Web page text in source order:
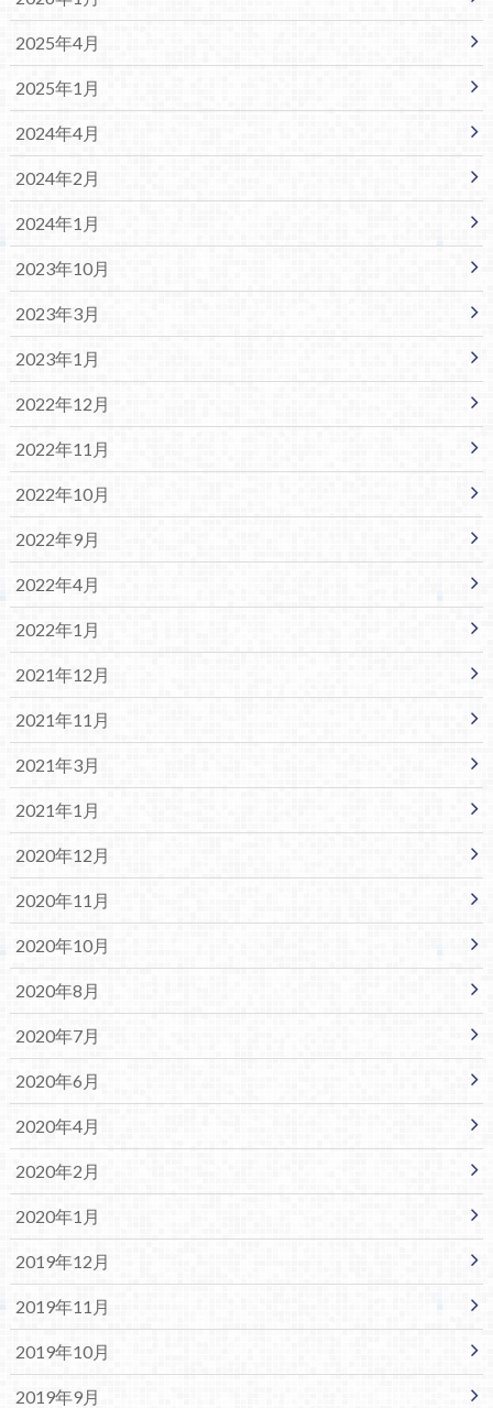
2025年4月
2025年1月
2024年4月
2024年2月
2024年1月
2023年10月
2023年3月
2023年1月
2022年12月
2022年11月
2022年10月
2022年9月
2022年4月
2022年1月
2021年12月
2021年11月
2021年3月
2021年1月
2020年12月
2020年11月
2020年10月
2020年8月
2020年7月
2020年6月
2020年4月
2020年2月
2020年1月
2019年12月
2019年11月
2019年10月
2019年9月